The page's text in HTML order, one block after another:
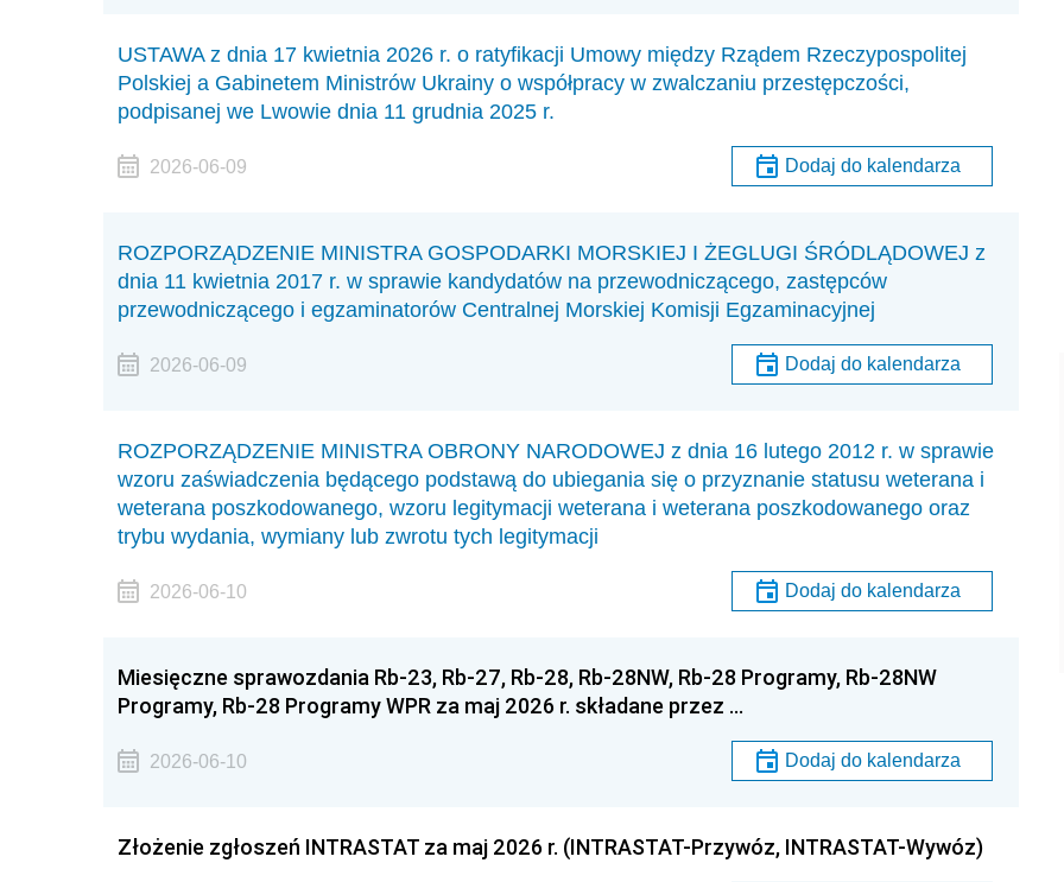
USTAWA z dnia 17 kwietnia 2026 r. o ratyfikacji Umowy między Rządem Rzeczypospolitej
Polskiej a Gabinetem Ministrów Ukrainy o współpracy w zwalczaniu przestępczości,
podpisanej we Lwowie dnia 11 grudnia 2025 r.
2026-06-09 Dodaj do kalendarza
ROZPORZĄDZENIE MINISTRA GOSPODARKI MORSKIEJ I ŻEGLUGI ŚRÓDLĄDOWEJ z
dnia 11 kwietnia 2017 r. w sprawie kandydatów na przewodniczącego, zastępców
przewodniczącego i egzaminatorów Centralnej Morskiej Komisji Egzaminacyjnej
2026-06-09 Dodaj do kalendarza
ROZPORZĄDZENIE MINISTRA OBRONY NARODOWEJ z dnia 16 lutego 2012 r. w sprawie
wzoru zaświadczenia będącego podstawą do ubiegania się o przyznanie statusu weterana i
weterana poszkodowanego, wzoru legitymacji weterana i weterana poszkodowanego oraz
trybu wydania, wymiany lub zwrotu tych legitymacji
2026-06-10 Dodaj do kalendarza
Miesięczne sprawozdania Rb-23, Rb-27, Rb-28, Rb-28NW, Rb-28 Programy, Rb-28NW
Programy, Rb-28 Programy WPR za maj 2026 r. składane przez …
2026-06-10 Dodaj do kalendarza
Złożenie zgłoszeń INTRASTAT za maj 2026 r. (INTRASTAT-Przywóz, INTRASTAT-Wywóz)